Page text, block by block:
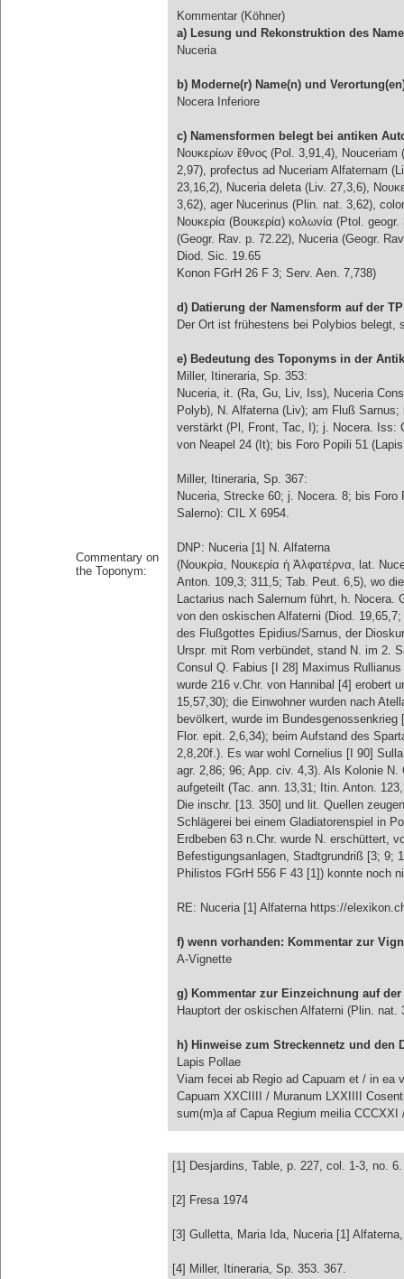
Commentary on
the Toponym:
Kommentar (Köhner)
a) Lesung und Rekonstruktion des
Nuceria
b) Moderne(r) Name(n) und
Nocera Inferiore
c) Namensformen belegt bei antiken
Νουκερίων ἔθνος (Pol. 3,91,4),
2,97), profectus ad Nuceriam Alfaternam
23,16,2), Nuceria deleta (Liv. 27,3,6),
3,62), ager Nucerinus (Plin. nat. 3,62),
Νουκερία (Βουκερία) κολωνία (Ptol.
(Geogr. Rav. p. 72.22), Nuceria (Geogr.
Diod. Sic. 19.65
Konon FGrH 26 F 3; Serv. Aen. 7,738)
d) Datierung der Namensform auf der TP
Der Ort ist frühestens bei Polybios
e) Bedeutung des Toponyms in der
Miller, Itineraria, Sp. 353:
Nuceria, it. (Ra, Gu, Liv, Iss), Nuceria
Polyb), N. Alfaterna (Liv); am Fluß
verstärkt (Pl, Front, Tac, I); j. Nocera. Iss:
von Neapel 24 (It); bis Foro Popili 51
Miller, Itineraria, Sp. 367:
Nuceria, Strecke 60; j. Nocera. 8; bis
Salerno): CIL X 6954.
DNP: Nuceria [1] N. Alfaterna
(Νουκρία, Νουκερία ἡ Ἀλφατέρνα, lat.
Anton. 109,3; 311,5; Tab. Peut. 6,5), wo
Lactarius nach Salernum führt, h. Nocera.
von den oskischen Alfaterni (Diod.
des Flußgottes Epidius/Sarnus, der
Urspr. mit Rom verbündet, stand N. im 2.
Consul Q. Fabius [I 28] Maximus
wurde 216 v.Chr. von Hannibal [4] erobert
15,57,30); die Einwohner wurden nach
bevölkert, wurde im
Flor. epit. 2,6,34); beim Aufstand des
2,8,20f.). Es war wohl Cornelius [I 90]
agr. 2,86; 96; App. civ. 4,3). Als Kolonie
aufgeteilt (Tac. ann. 13,31; Itin. Anton.
Die inschr. [13. 350] und lit. Quellen
Schlägerei bei einem Gladiatorenspiel in
Erdbeben 63 n.Chr. wurde N. erschüttert,
Befestigungsanlagen, Stadtgrundriß [3; 9;
Philistos FGrH 556 F 43 [1]) konnte noch
RE: Nuceria [1] Alfaterna https://
f) wenn vorhanden: Kommentar zur
A-Vignette
g) Kommentar zur Einzeichnung auf
Hauptort der oskischen Alfaterni (Plin.
h) Hinweise zum Streckennetz und den
Lapis Pollae
Viam fecei ab Regio ad Capuam et / in ea
Capuam XXCIIII / Muranum LXXIIII
sum(m)a af Capua Regium meilia CCCXXI
[1] Desjardins, Table, p. 227, col. 1-3, no. 6.
[2] Fresa 1974
[3] Gulletta, Maria Ida, Nuceria [1]
[4] Miller, Itineraria, Sp. 353. 367.